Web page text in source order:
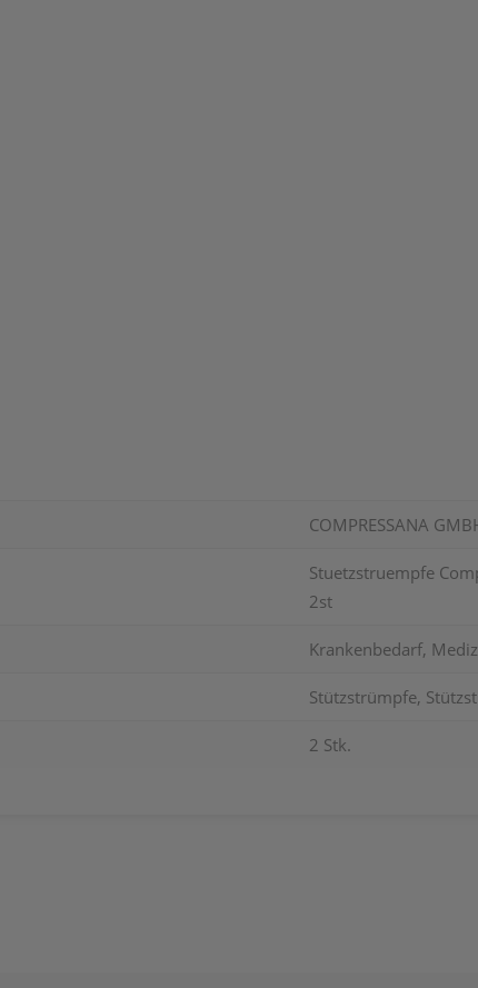
COMPRESSANA
Stuetzstruempfe
2st
Krankenbedarf,
Stützstrümpfe,
2 Stk.